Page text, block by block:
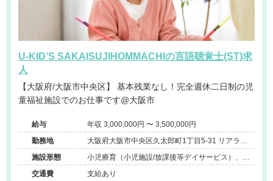
U-KID’S SAKAISUJIHOMMACHIの言語聴覚士(ST)求
人
【大阪府/大阪市中央区】 基本残業なし！完全週休二日制の児
童福祉施設でのお仕事です@大阪市
給与
年収 3,000,000円 〜 3,500,000円
勤務地
大阪府大阪市中央区久太郎町1丁目5-31 リアライ
ズ堺筋本町ビル地下1階
施設形態
小児療育（小児施設/放課後等デイサービス）、そ
の他（障害者支援）
交通費 支給あり